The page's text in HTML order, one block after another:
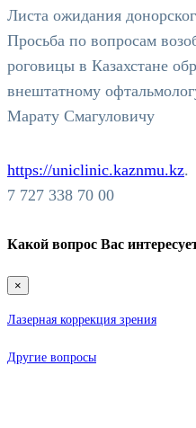
Листа ожидания
Просьба по вопросам
роговицы в Казахстане
внештатному
Марату Смагуловичу
https://uniclinic.kaznmu.kz.
7 727 338 70 00
Какой вопрос Вас
×
Лазерная коррекция зрения
Другие вопросы